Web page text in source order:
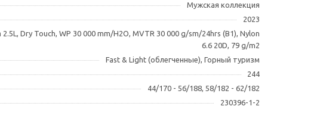
Мужская коллекция
2023
Dry Touch, WP 30 000 mm/H2O, MVTR 30 000 g/sm/24hrs (B1), Nylon
6.6 20D, 79 g/m2
Fast & Light (облегченные), Горный туризм
244
44/170 - 56/188, 58/182 - 62/182
230396-1-2